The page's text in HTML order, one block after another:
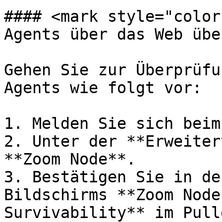
#### <mark
Agents über das Web
Gehen Sie zur
Agents wie folgt vor:
1. Melden Sie sich
2. Unter der
**Zoom Node**.
3. Bestätigen Sie in
Bildschirms **Zoom
Survivability** im